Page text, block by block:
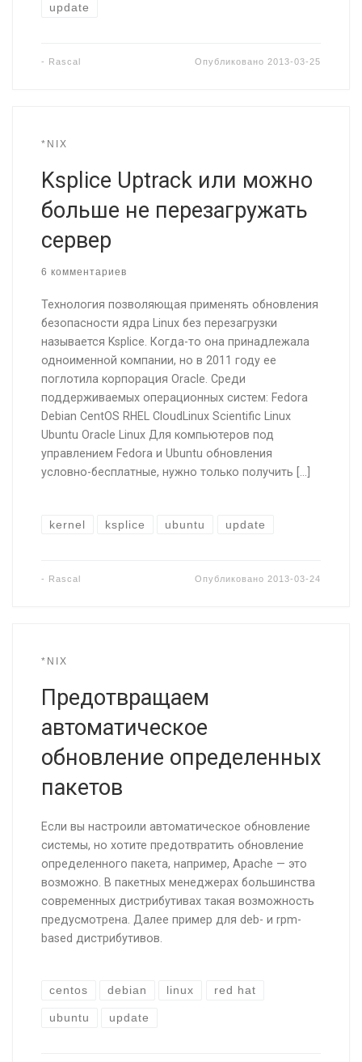
update
- Rascal Опубликовано 2013-03-25
*NIX
Ksplice Uptrack или можно
больше не перезагружать
сервер
6 комментариев
Технология позволяющая применять обновления
безопасности ядра Linux без перезагрузки
называется Ksplice. Когда-то она принадлежала
одноименной компании, но в 2011 году ее
поглотила корпорация Oracle. Среди
поддерживаемых операционных систем: Fedora
Debian CentOS RHEL CloudLinux Scientific Linux
Ubuntu Oracle Linux Для компьютеров под
управлением Fedora и Ubuntu обновления
условно-бесплатные, нужно только получить […]
kernel ksplice ubuntu update
- Rascal Опубликовано 2013-03-24
*NIX
Предотвращаем
автоматическое
обновление определенных
пакетов
Если вы настроили автоматическое обновление
системы, но хотите предотвратить обновление
определенного пакета, например, Apache — это
возможно. В пакетных менеджерах большинства
современных дистрибутивах такая возможность
предусмотрена. Далее пример для deb- и rpm-
based дистрибутивов.
centos debian linux red hat
ubuntu update